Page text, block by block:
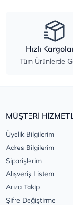
Hızlı
Tüm Ürünlerde
MÜŞTERİ
Üyelik Bilgilerim
Adres Bilgilerim
Siparişlerim
Alışveriş Listem
Arıza Takip
Şifre Değiştirme